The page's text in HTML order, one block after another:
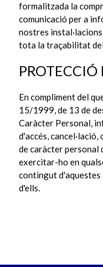
formalitzada la
comunicació per a
nostres
tota la traçabilitat
PROTECCIÓ
En compliment del
15/1999, de 13 de
Caràcter Personal,
d'accés,
de caràcter personal
exercitar-ho en
contingut d'aquestes
d'ells.